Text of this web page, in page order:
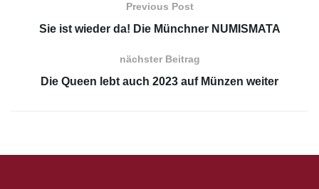
Previous Post
Sie ist wieder da! Die Münchner NUMISMATA
nächster Beitrag
Die Queen lebt auch 2023 auf Münzen weiter